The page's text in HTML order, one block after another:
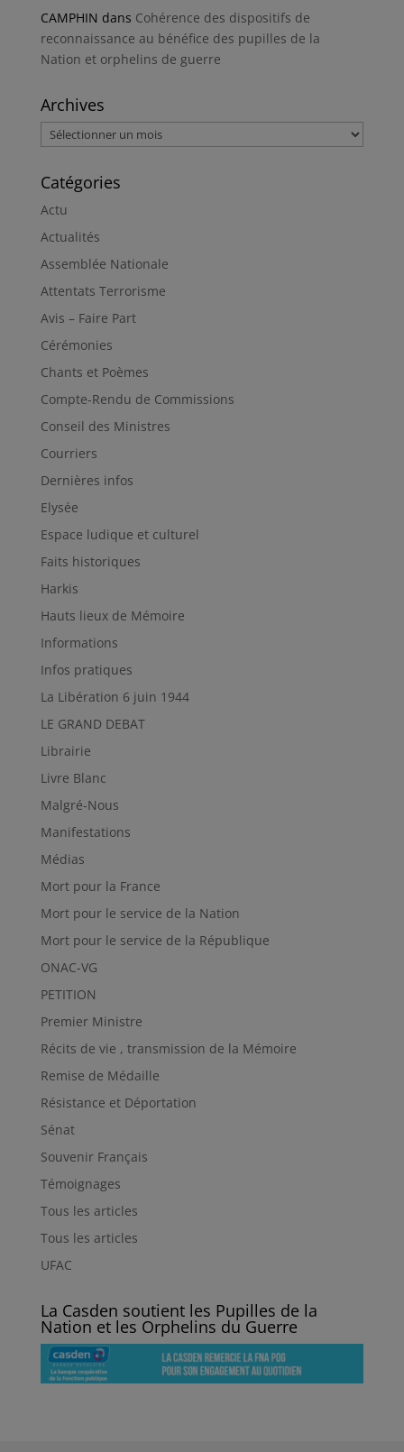
CAMPHIN dans Cohérence des dispositifs de
reconnaissance au bénéfice des pupilles de la
Nation et orphelins de guerre
Archives
Archives
Catégories
Actu
Actualités
Assemblée Nationale
Attentats Terrorisme
Avis – Faire Part
Cérémonies
Chants et Poèmes
Compte-Rendu de Commissions
Conseil des Ministres
Courriers
Dernières infos
Elysée
Espace ludique et culturel
Faits historiques
Harkis
Hauts lieux de Mémoire
Informations
Infos pratiques
La Libération 6 juin 1944
LE GRAND DEBAT
Librairie
Livre Blanc
Malgré-Nous
Manifestations
Médias
Mort pour la France
Mort pour le service de la Nation
Mort pour le service de la République
ONAC-VG
PETITION
Premier Ministre
Récits de vie , transmission de la Mémoire
Remise de Médaille
Résistance et Déportation
Sénat
Souvenir Français
Témoignages
Tous les articles
Tous les articles
UFAC
La Casden soutient les Pupilles de la
Nation et les Orphelins du Guerre